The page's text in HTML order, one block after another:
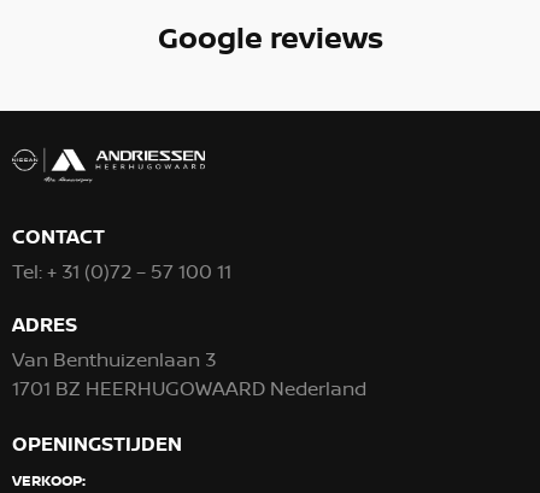
Google reviews
CONTACT
Tel:+ 31 (0)72 – 57 100 11
ADRES
Van Benthuizenlaan 3
1701 BZ HEERHUGOWAARD Nederland
OPENINGSTIJDEN
VERKOOP: